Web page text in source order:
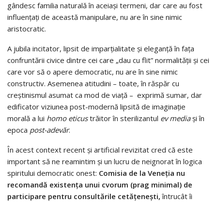
gândesc familia naturală în aceiași termeni, dar care au fost
influențați de această manipulare, nu are în sine nimic
aristocratic.
A jubila incitator, lipsit de imparțialitate și eleganță în fața
confruntării civice dintre cei care „dau cu flit” normalității și cei
care vor să o apere democratic, nu are în sine nimic
constructiv. Asemenea atitudini – toate, în răspăr cu
creștinismul asumat ca mod de viață – exprimă sumar, dar
edificator viziunea post-modernă lipsită de imaginație
morală a lui homo eticustrăitor în sterilizantul ev mediași în
epoca post-adevăr.
În acest context recent și artificial revizitat cred că este
important să ne reamintim și un lucru de neignorat în logica
spiritului democratic onest: Comisia de la Veneția nu
recomandă existența unui cvorum (prag minimal) de
participare pentru consultările cetățenești,întrucât îi